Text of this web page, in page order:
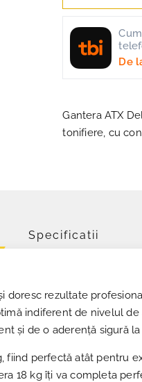
De
Gantera ATX
tonifiere, cu
Specificatii
rezultate
indiferent de nivelul
și de o aderență sigură
perfectă atât pentru
18 kg îți va completa